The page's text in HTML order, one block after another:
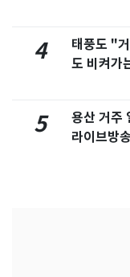
4
태풍도 "
도 비켜가
5
용산 거주
라이브방